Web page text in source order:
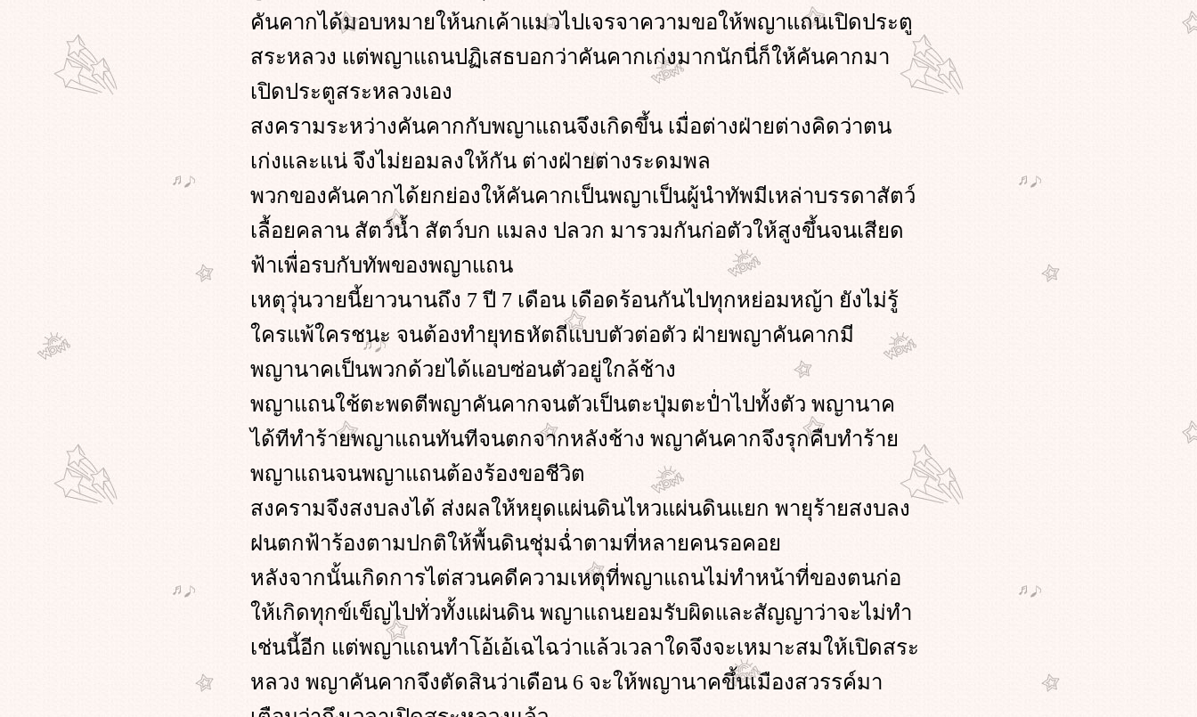
คันคากได้มอบหมายให้นกเค้าแมวไปเจรจาความขอให้พญาแถนเปิดประตู
สระหลวง แต่พญาแถนปฏิเสธบอกว่าคันคากเก่งมากนักนี่ก็ให้คันคากมา
เปิดประตูสระหลวงเอง
สงครามระหว่างคันคากกับพญาแถนจึงเกิดขึ้น เมื่อต่างฝ่ายต่างคิดว่าตน
เก่งและแน่ จึงไม่ยอมลงให้กัน ต่างฝ่ายต่างระดมพล
พวกของคันคากได้ยกย่องให้คันคากเป็นพญาเป็นผู้นำทัพมีเหล่าบรรดาสัตว์
เลื้อยคลาน สัตว์น้ำ สัตว์บก แมลง ปลวก มารวมกันก่อตัวให้สูงขึ้นจนเสียด
ฟ้าเพื่อรบกับทัพของพญาแถน
เหตุวุ่นวายนี้ยาวนานถึง 7 ปี 7 เดือน เดือดร้อนกันไปทุกหย่อมหญ้า ยังไม่รู้
ครแพ้ใครชนะ จนต้องทำยุทธหัตถีแบบตัวต่อตัว ฝ่ายพญาคันคากมี
พญานาคเป็นพวกด้วยได้แอบซ่อนตัวอยู่ใกล้ช้าง
พญาแถนใช้ตะพดตีพญาคันคากจนตัวเป็นตะปุ่มตะป่ำไปทั้งตัว พญานาค
ได้ทีทำร้ายพญาแถนทันทีจนตกจากหลังช้าง พญาคันคากจึงรุกคืบทำร้า
พญาแถนจนพญาแถนต้องร้องขอชีวิต
สงครามจึงสงบลงได้ ส่งผลให้หยุดแผ่นดินไหวแผ่นดินแยก พายุร้ายสงบลง
ฝนตกฟ้าร้องตามปกติให้พื้นดินชุ่มฉ่ำตามที่หลายคนรอคอ
หลังจากนั้นเกิดการไต่สวนคดีความเหตุที่พญาแถนไม่ทำหน้าที่ของตนก่อ
ห้เกิดทุกข์เข็ญไปทั่วทั้งแผ่นดิน พญาแถนยอมรับผิดและสัญญาว่าจะไม่ทำ
เช่นนี้อีก แต่พญาแถนทำโอ้เอ้เฉไฉว่าแล้วเวลาใดจึงจะเหมาะสมให้เปิดสระ
หลวง พญาคันคากจึงตัดสินว่าเดือน 6 จะให้พญานาคขึ้นเมืองสวรรค์มา